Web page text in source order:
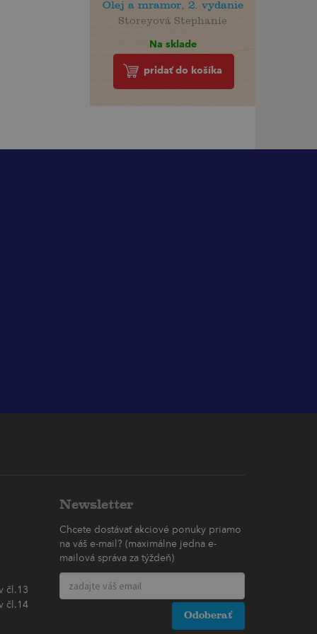
Olej a mramor, 2. vydanie
Storeyová Stephanie
Na sklade
pridať do košíka
čl.13
čl.14
Newsletter
Chcete dostávať akciové ponuky priamo
na váš e-mail? (maximálne jedna e-
mailová správa za týždeň)
Odoberať